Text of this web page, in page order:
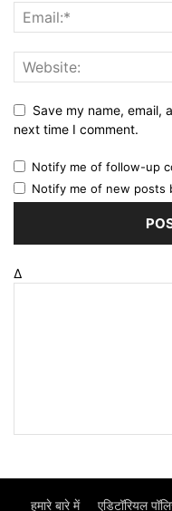
Save my name, email,
next time I comment.
Notify me of follow-up
Notify me of new posts
Δ
हमारे बारे में एडिटॉरियल